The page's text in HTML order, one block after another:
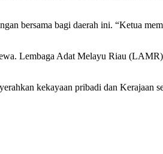
bersama bagi daerah ini. “Ketua
Lembaga Adat Melayu Riau
kekayaan pribadi dan Kerajaan